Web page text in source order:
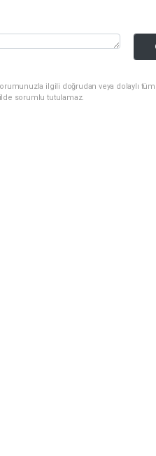
ilgili doğrudan veya dolaylı
sorumlu tutulamaz.